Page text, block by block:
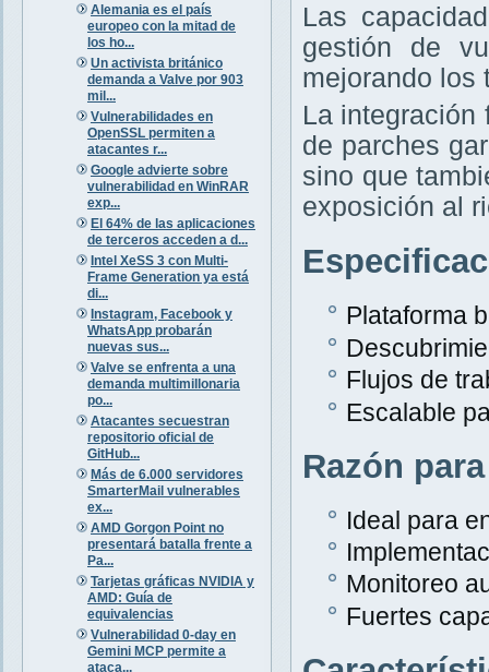
Alemania es el país
europeo con la mitad de
los ho...
Un activista británico
demanda a Valve por 903
mil...
Vulnerabilidades en
OpenSSL permiten a
atacantes r...
Google advierte sobre
vulnerabilidad en WinRAR
exp...
El 64% de las aplicaciones
de terceros acceden a d...
Intel XeSS 3 con Multi-
Frame Generation ya está
di...
Instagram, Facebook y
WhatsApp probarán
nuevas sus...
Valve se enfrenta a una
demanda multimillonaria
po...
Atacantes secuestran
repositorio oficial de
GitHub...
Más de 6.000 servidores
SmarterMail vulnerables
ex...
AMD Gorgon Point no
presentará batalla frente a
Pa...
Tarjetas gráficas NVIDIA y
AMD: Guía de
equivalencias
Vulnerabilidad 0-day en
Gemini MCP permite a
ataca...
Las
gestión de
mejorando los
La integración
de parches
sino que
exposición al
Plataforma
Flujos de
Escalable
Razón
Ideal para
Monitoreo
Fuertes